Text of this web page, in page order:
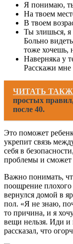
Я понимаю,
На твоем
В твоем
Ты злишься, я
Больно
тоже хочешь,
Наверняка у
Расскажи мне
ЧИТАТЬ
простых
после 40.
Это поможет
укрепит связь
себя в
проблемы и сможет
Важно понимать,
поощрение
вернулся домой в
пол. «Я не знаю,
то причина, и я
вещи нельзя. Иди
рассказал, что